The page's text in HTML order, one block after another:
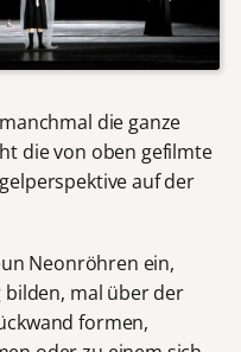
die ganze
die von oben gefilmte
auf der
Neonröhren ein,
bilden, mal über der
formen,